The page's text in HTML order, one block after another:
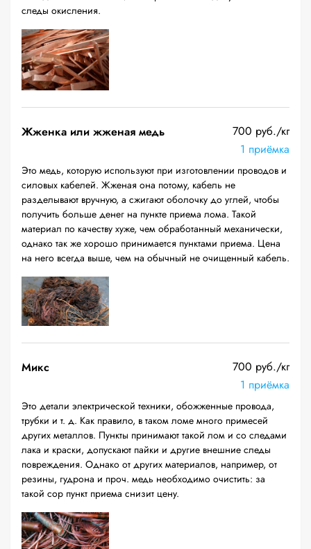
следы окисления.
Жженка или жженая медь
700 руб./кг
1 приёмка
Это медь, которую используют при изготовлении проводов и
силовых кабелей. Жженая она потому, кабель не
разделывают вручную, а сжигают оболочку до углей, чтобы
получить больше денег на пункте приема лома. Такой
материал по качеству хуже, чем обработанный механически,
однако так же хорошо принимается пунктами приема. Цена
на него всегда выше, чем на обычный не очищенный кабель.
Микс
700 руб./кг
1 приёмка
Это детали электрической техники, обожженные провода,
трубки и т. д. Как правило, в таком ломе много примесей
других металлов. Пункты принимают такой лом и со следами
лака и краски, допускают пайки и другие внешние следы
повреждения. Однако от других материалов, например, от
резины, гудрона и проч. медь необходимо очистить: за
такой сор пункт приема снизит цену.